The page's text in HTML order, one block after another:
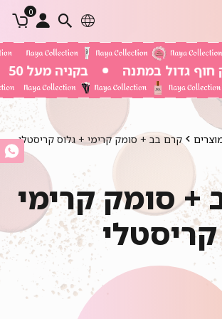
0
בקניה מעל 350 שח משלוח חינם
קרם בב + סומק קרימי + גלוס קריסטלי
+ סומק קרימי